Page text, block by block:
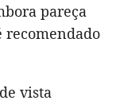
pareça
vista